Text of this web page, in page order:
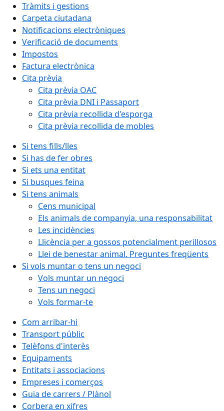
Tràmits i gestions
Carpeta ciutadana
Notificacions electròniques
Verificació de documents
Impostos
Factura electrònica
Cita prèvia
Cita prèvia OAC
Cita prèvia DNI i Passaport
Cita prèvia recollida d'esporga
Cita prèvia recollida de mobles
Si tens fills/lles
Si has de fer obres
Si ets una entitat
Si busques feina
Si tens animals
Cens municipal
Els animals de companyia, una responsabilitat
Les incidències
Llicència per a gossos potencialment perillosos
Llei de benestar animal. Preguntes freqüents
Si vols muntar o tens un negoci
Vols muntar un negoci
Tens un negoci
Vols formar-te
Com arribar-hi
Transport públic
Telèfons d'interès
Equipaments
Entitats i associacions
Empreses i comerços
Guia de carrers / Plànol
Corbera en xifres